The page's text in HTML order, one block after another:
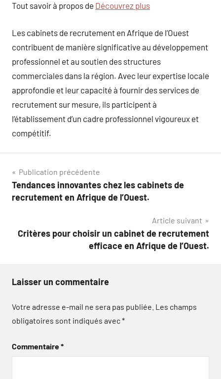
Tout savoir à propos de Découvrez plus
Les cabinets de recrutement en Afrique de l’Ouest
contribuent de manière significative au développement
professionnel et au soutien des structures
commerciales dans la région. Avec leur expertise locale
approfondie et leur capacité à fournir des services de
recrutement sur mesure, ils participent à
l’établissement d’un cadre professionnel vigoureux et
compétitif.
Navigation
de
Publication précédente
Tendances innovantes chez les cabinets de
recrutement en Afrique de l’Ouest.
Article suivant
Critères pour choisir un cabinet de recrutement
efficace en Afrique de l’Ouest.
Laisser un commentaire
Votre adresse e-mail ne sera pas publiée. Les champs
obligatoires sont indiqués avec*
Commentaire*